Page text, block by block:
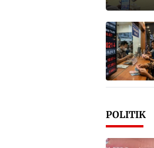
POLITIK